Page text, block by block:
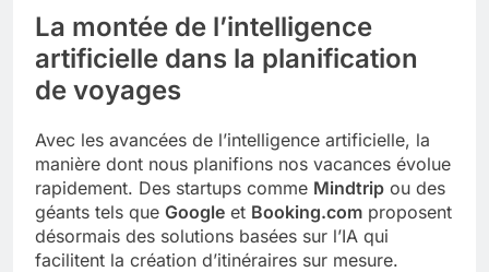
La montée de l’intelligence
artificielle dans la planification
de voyages
Avec les avancées de l’intelligence artificielle, la
manière dont nous planifions nos vacances évolue
rapidement. Des startups comme Mindtrip ou des
géants tels que Google et Booking.com proposent
désormais des solutions basées sur l’IA qui
facilitent la création d’itinéraires sur mesure.